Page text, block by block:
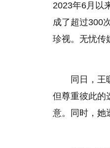
2023年6月以
成了超过300
珍视。无忧传
同日，王
但尊重彼此的
意。同时，她